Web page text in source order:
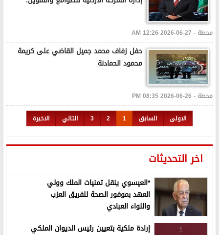
محطة - 27-06-2026 12:26 AM
حفل زفاف محمد جميل القاضي على كريمة
محمود الحمادنة
محطة - 26-06-2026 08:35 PM
الاولى السابق 1
2
3 التالي الاخيرة
اخر التحديثات
*العيسوي ينقل تمنيات الملك وولي
العهد بموفور الصحة للفريق العزب
واللواء العبادي
إرادة ملكية بتعيين رئيس الديوان الملكي